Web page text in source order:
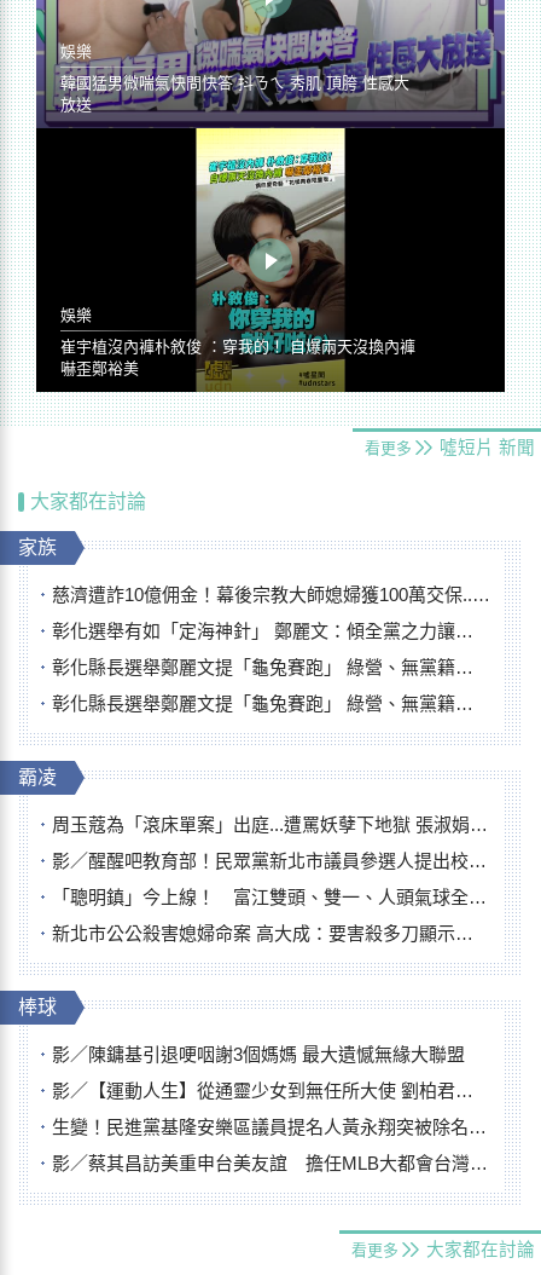
娛樂
韓國猛男微喘氣快問快答 抖ㄋㄟ 秀肌 頂胯 性感大
放送
娛樂
崔宇植沒內褲朴敘俊 ：穿我的！ 自爆兩天沒換內褲
嚇歪鄭裕美
看更多 噓短片 新聞
大家都在討論
家族
慈濟遭詐10億佣金！幕後宗教大師媳婦獲100萬交保...快步奔離不發一語
彰化選舉有如「定海神針」 鄭麗文：傾全黨之力讓彰化贏
彰化縣長選舉鄭麗文提「龜兔賽跑」 綠營、無黨籍忙否認是烏龜
彰化縣長選舉鄭麗文提「龜兔賽跑」 綠營、無黨籍忙否認是烏龜
霸凌
周玉蔻為「滾床單案」出庭...遭罵妖孽下地獄 張淑娟批：舌頭殺人有罪
影／醒醒吧教育部！民眾黨新北市議員參選人提出校園反毒防線升級政見
「聰明鎮」今上線！ 富江雙頭、雙一、人頭氣球全登場
新北市公公殺害媳婦命案 高大成：要害殺多刀顯示怨恨深
棒球
影／陳鏞基引退哽咽謝3個媽媽 最大遺憾無緣大聯盟
影／【運動人生】從通靈少女到無任所大使 劉柏君女裁判人生國際發光
生變！民進黨基隆安樂區議員提名人黃永翔突被除名 將另提他人
影／蔡其昌訪美重申台美友誼 擔任MLB大都會台灣日開球嘉賓
看更多 大家都在討論